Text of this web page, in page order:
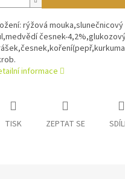
rýžová
česnek-
informace
TISK ZEPTAT SE